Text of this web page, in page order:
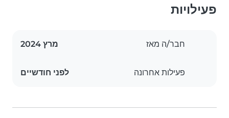
פעילויות
חבר/ה מאז מרץ 2024
פעילות אחרונה לפני חודשיים